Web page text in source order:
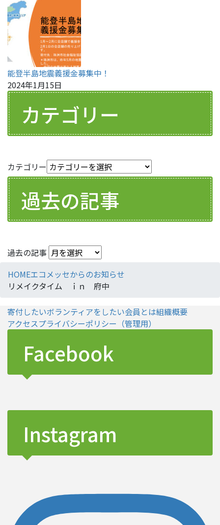
能登半島地震義援金募集中！
2024年1月15日
カテゴリー
カテゴリー
過去の記事
過去の記事
HOMEエコメッセからのお知らせ
リメイクタイム ｉｎ 府中
寄付したいボランティアをしたい会員とは組織概要
アクセスプライバシーポリシー （管理用）
Facebook
Instagram